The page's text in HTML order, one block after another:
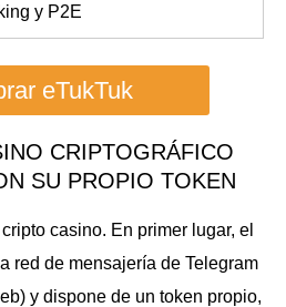
y P2E
eTukTuk
CRIPTOGRÁFICO
SU PROPIO TOKEN
casino. En primer lugar, el
red de mensajería de Telegram
y dispone de un token propio,